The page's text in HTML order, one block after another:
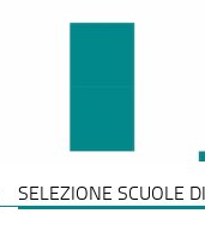
SELEZIONE SCUOLE